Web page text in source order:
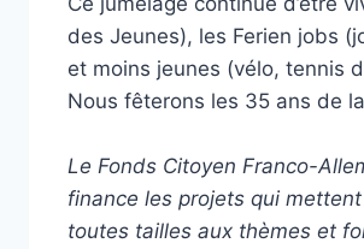
des Jeunes), les Ferien jobs
et moins jeunes (vélo, tennis
Nous fêterons les 35 ans de
Le Fonds Citoyen Franco-
finance les projets qui
toutes tailles aux thèmes et